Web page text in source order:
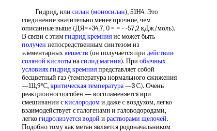
Гидрид, или силан (моносилан), 51Н4. Это
соединение значительно менее прочное, чем
описанные выше (ДЯ=+34,7, 0 = = - -57,2 кДж/моль).
В связи с этимгидрид кремнияис может быть
получен непосредственным синтезом из
элементарныхвешеств (он получается при действии
соляной кислотынасилид магния). При обычных
условияхгидрид кремнияпредставляет собой
бесцветный газ (температура нормального сжижения
—111,9°С,критическая температура—3 С). Очень
реакциоиноспособен — воспламеняется ири
смешивании скислородоми даже с воздухом, легко
взаимодействует с галогенами и галоводородами,
легкогидролизуется водой и растворами щелочей.
Подобно тому как метан является родоначальником